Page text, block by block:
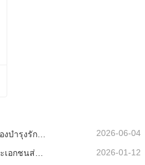
2026-06-04
2026-01-12